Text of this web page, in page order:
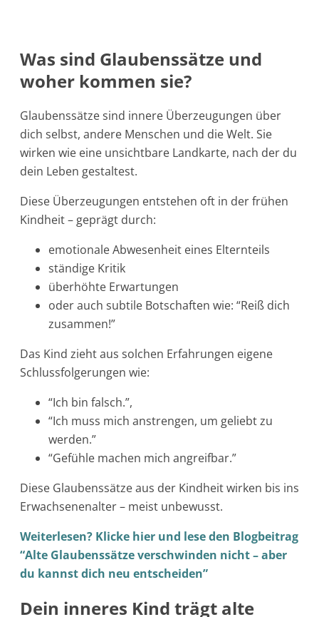
Was sind Glaubenssätze und
woher kommen sie?
Glaubenssätze sind innere Überzeugungen über
dich selbst, andere Menschen und die Welt. Sie
wirken wie eine unsichtbare Landkarte, nach der du
dein Leben gestaltest.
Diese Überzeugungen entstehen oft in der frühen
Kindheit – geprägt durch:
emotionale Abwesenheit eines Elternteils
ständige Kritik
überhöhte Erwartungen
oder auch subtile Botschaften wie: “Reiß dich
zusammen!”
Das Kind zieht aus solchen Erfahrungen eigene
Schlussfolgerungen wie:
“Ich bin falsch.”,
“Ich muss mich anstrengen, um geliebt zu
werden.”
“Gefühle machen mich angreifbar.”
Diese Glaubenssätze aus der Kindheit wirken bis ins
Erwachsenenalter – meist unbewusst.
Weiterlesen? Klicke hier und lese den Blogbeitrag
“Alte Glaubenssätze verschwinden nicht – aber
du kannst dich neu entscheiden”
Dein inneres Kind trägt alte